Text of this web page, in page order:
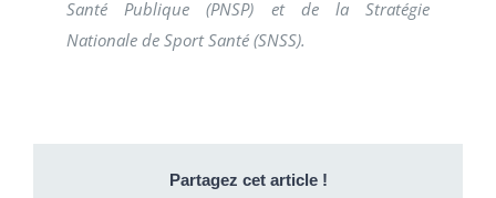
Santé Publique (PNSP) et de la Stratégie
Nationale de Sport Santé (SNSS).
Partagez cet article !